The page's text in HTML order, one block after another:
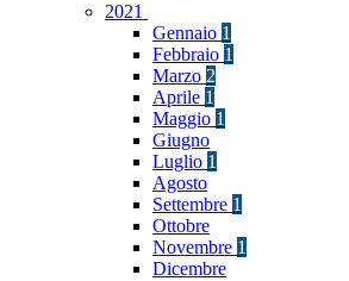
2021
Gennaio 1
Febbraio 1
Marzo 2
Aprile 1
Maggio 1
Giugno
Luglio 1
Agosto
Settembre 1
Ottobre
Novembre 1
Dicembre